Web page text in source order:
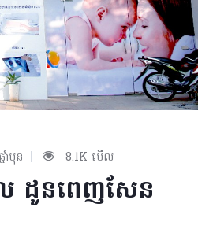
ាំមុន | 8.1K មើល
ល ដូនពេញសែន